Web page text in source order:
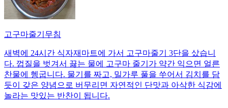
고구마줄기무침
새벽에 24시간 식자재마트에 가서 고구마줄기 3단을 샀습니
다. 껍질을 벗겨서 끓는 물에 고구마 줄기가 약간 익으면 얼른
찬물에 헹굽니다. 물기를 짜고, 밀가루 풀을 쑤어서 김치를 담
듯이 갖은 양념으로 버무리면 자연적인 단맛과 아삭한 식감에
놀라는 맛있는 반찬이 됩니다.